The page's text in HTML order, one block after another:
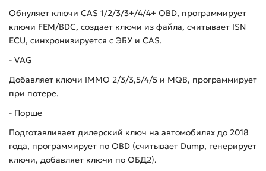
Обнуляет ключи CAS 1/2/3/3+/4/4+ OBD, программирует
ключи FEM/BDC, создает ключи из файла, считывает ISN
ECU, синхронизируется с ЭБУ и CAS.
- VAG
Добавляет ключи IMMO 2/3/3,5/4/5 и MQB, программирует
при потере.
- Порше
Подготавливает дилерский ключ на автомобилях до 2018
года, программирует по OBD (считывает Dump, генерирует
ключи, добавляет ключи по ОБД2).